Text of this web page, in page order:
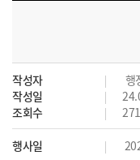
작성자
행
작성일
조회수
행사일